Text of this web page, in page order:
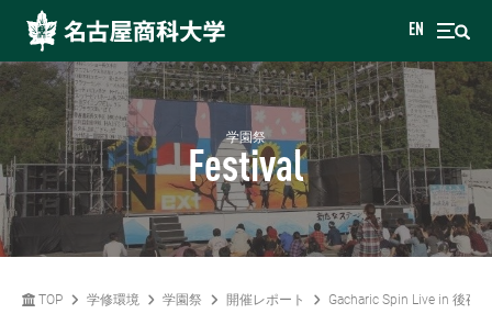
EN
学園祭
Festival
TOP 学修環境 学園祭 開催レポート Gacharic Spin Live in 後夜祭